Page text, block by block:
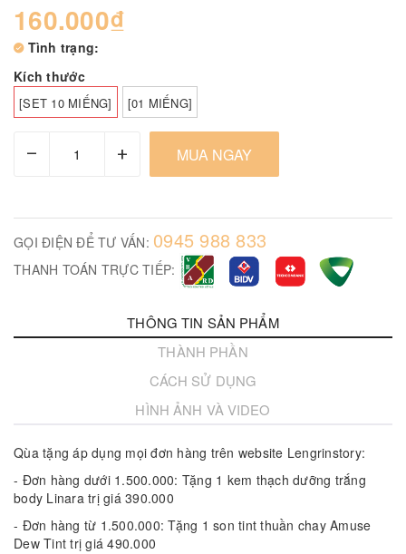
160.000₫
Tình trạng:
Kích thước
[SET 10 MIẾNG] [01 MIẾNG]
– + MUA NGAY
GỌI ĐIỆN ĐỂ TƯ VẤN: 0945 988 833
THANH TOÁN TRỰC TIẾP:
THÔNG TIN SẢN PHẨM
THÀNH PHẦN
CÁCH SỬ DỤNG
HÌNH ẢNH VÀ VIDEO
Qùa tặng áp dụng mọi đơn hàng trên website Lengrinstory:
- Đơn hàng dưới 1.500.000: Tặng 1 kem thạch dưỡng trắng
body Linara trị giá 390.000
- Đơn hàng từ 1.500.000: Tặng 1 son tint thuần chay Amuse
Dew Tint trị giá 490.000